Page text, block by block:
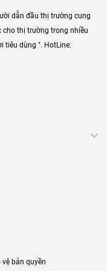
dẫn đầu thị trường cung
cho thị trường trong nhiều
tiêu dùng ". HotLine:
bản quyền